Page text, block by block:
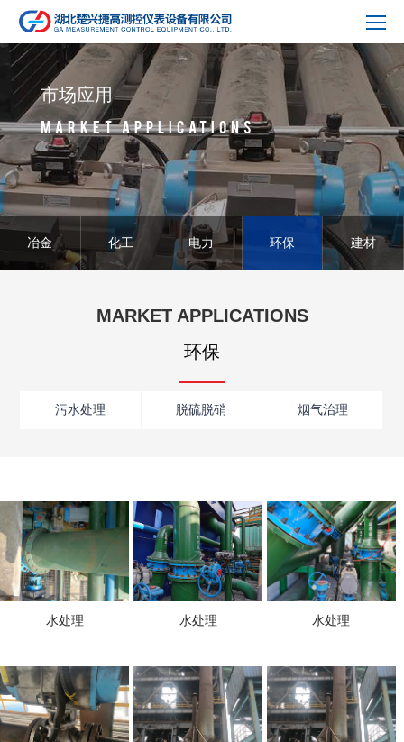
市场应用
MARKET APPLICATIONS
冶金 化工 电力 环保 建材
MARKET APPLICATIONS
环保
污水处理 脱硫脱硝 烟气治理
水处理 水处理 水处理